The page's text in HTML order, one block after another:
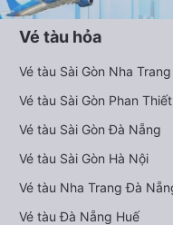
Vé tàu hỏa
Vé tàu Sài Gòn Nha Trang
Vé tàu Sài Gòn Phan Thiết
Vé tàu Sài Gòn Đà Nẵng
Vé tàu Sài Gòn Hà Nội
Vé tàu Nha Trang Đà
Vé tàu Đà Nẵng Huế